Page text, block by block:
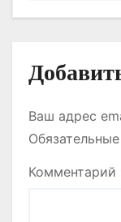
я
Ваш адрес
Комментарий